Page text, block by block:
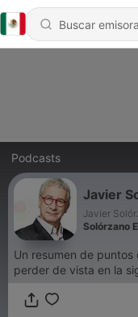
Podcasts
Javier
Javier
Solórzano
Un resumen de
perder de vista en la